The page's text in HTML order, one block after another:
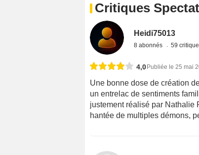
Critiques
Heidi75013
8 abonnés 59
4,0 Publiée le 25 mai
Une bonne dose de création
un entrelac de sentiments
justement réalisé par Nathalie
hantée de multiples démons,